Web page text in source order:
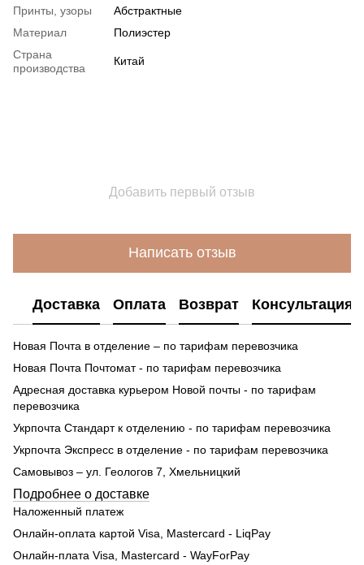
Принты, узоры
Абстрактные
Материал
Полиэстер
Страна
производства
Китай
Добавить первый отзыв
Написать отзыв
Доставка Оплата Возврат Консультация
Новая Почта в отделение – по тарифам перевозчика
Новая Почта Почтомат - по тарифам перевозчика
Адресная доставка курьером Новой почты - по тарифам
перевозчика
Укрпочта Стандарт к отделению - по тарифам перевозчика
Укрпочта Экспресс в отделение - по тарифам перевозчика
Самовывоз – ул. Геологов 7, Хмельницкий
Подробнее о доставке
Наложенный платеж
Онлайн-оплата картой Visa, Mastercard - LiqPay
Онлайн-плата Visa, Mastercard - WayForPay